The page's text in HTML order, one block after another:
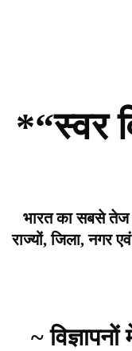
*“स्वर
भारत का सबसे
राज्यों, जिला, नगर
~